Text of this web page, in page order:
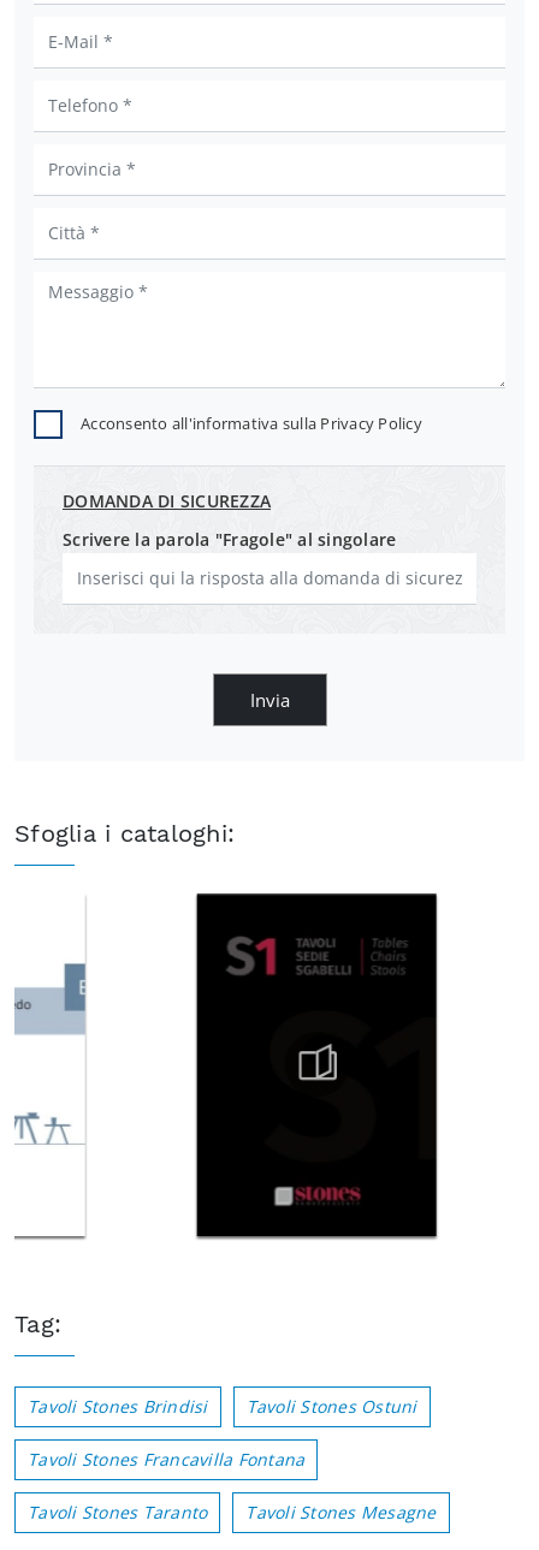
Acconsento all'informativa sulla Privacy Policy
DOMANDA DI SICUREZZA
Scrivere la parola "Fragole" al singolare
Invia
Sfoglia i cataloghi:
Tag:
Tavoli Stones Brindisi Tavoli Stones Ostuni
Tavoli Stones Francavilla Fontana
Tavoli Stones Taranto Tavoli Stones Mesagne